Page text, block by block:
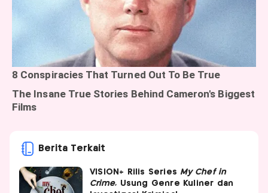
Berita Terkait
VISION+ Rilis Series My Chef in
Crime, Usung Genre Kuliner dan